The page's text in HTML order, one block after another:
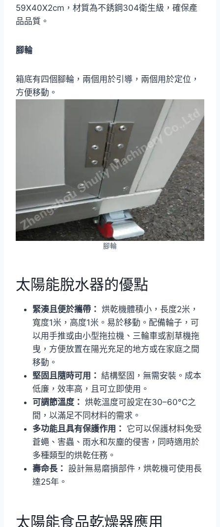
59X40X2cm，材質為不銹鋼304衛生級，確保產
品品質。
腳輪
箱底有四個腳輪，兩個用於引導，兩個用於定位，
方便移動。
腳輪
太陽能脫水器的優點
緊湊且便於攜帶： 烘乾機體積小，長度2米，
寬度1米，高度1米。易於移動。配備輪子，可
以用手推或由小型拖拉機、三輪車或割草機拖
曳，方便放置在陽光充足的地方或在家庭之間
移動。
堅固且隨時可用： 結構堅固，無需安裝。成本
低廉，效率高，且可立即使用。
可調節溫度： 烘乾溫度可設定在30–60°C之
間，以滿足不同材料的需求。
多功能且具有保護作用： 它可以保護材料免受
蒼蠅、害蟲、雨水和灰塵的侵害，同時適用於
多種類型的烘乾任務。
壽命長： 設計無易磨損部件，烘乾機可使用長
達25年。
太陽能食品乾燥器應用